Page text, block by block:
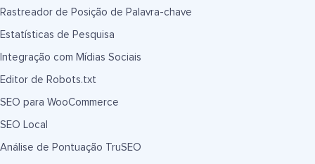
Rastreador de Posição de Palavra-chave
Estatísticas de Pesquisa
Integração com Mídias Sociais
Editor de Robots.txt
SEO para WooCommerce
SEO Local
Análise de Pontuação TruSEO